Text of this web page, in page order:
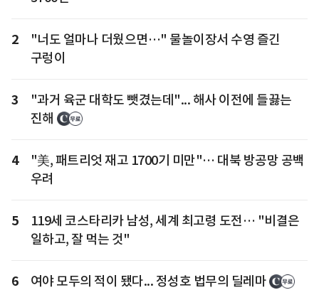
2
"너도 얼마나 더웠으면…" 물놀이장서 수영 즐긴
구렁이
3
"과거 육군 대학도 뺏겼는데"... 해사 이전에 들끓는
진해
4
"美, 패트리엇 재고 1700기 미만"… 대북 방공망 공백
우려
5
119세 코스타리카 남성, 세계 최고령 도전… "비결은
일하고, 잘 먹는 것"
6 여야 모두의 적이 됐다... 정성호 법무의 딜레마